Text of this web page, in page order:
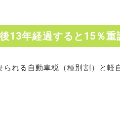
13年経過すると15％重
れる自動車税（種別割）と